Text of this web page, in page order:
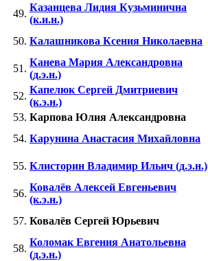
49.
Казанцева Лидия Кузьминична
(к.и.н.)
50. Калашникова Ксения Николаевна
51.
Канева Мария Александровна
(д.э.н.)
52.
Капелюк Сергей Дмитриевич
(к.э.н.)
53. Карпова Юлия Александровна
54. Карунина Анастасия Михайловна
55. Клисторин Владимир Ильич (д.э.н.)
56.
Ковалёв Алексей Евгеньевич
(к.э.н.)
57. Ковалёв Сергей Юрьевич
58.
Коломак Евгения Анатольевна
(д.э.н.)